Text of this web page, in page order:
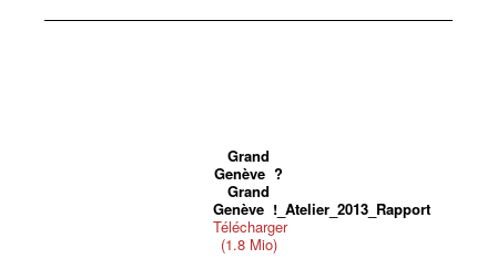
Grand
Genève ?
Grand
Genève !_Atelier_2013_Rapport
Télécharger
(1.8 Mio)